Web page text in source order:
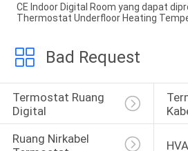
CE Indoor Digital Room yang dapat
Thermostat Underfloor Heating
Bad Request
Termostat Ruang
Digital
Ruang Nirkabel